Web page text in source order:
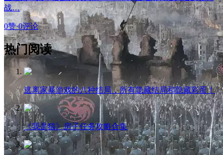
战…
0赞·0评论
热门阅读
逃离家暴游戏的八种结局，所有隐藏结局和隐藏彩蛋！
《我是猫》房子任务攻略合集